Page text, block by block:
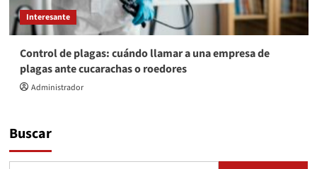
Interesante
Control de plagas: cuándo llamar a una empresa de
plagas ante cucarachas o roedores
Administrador
Buscar